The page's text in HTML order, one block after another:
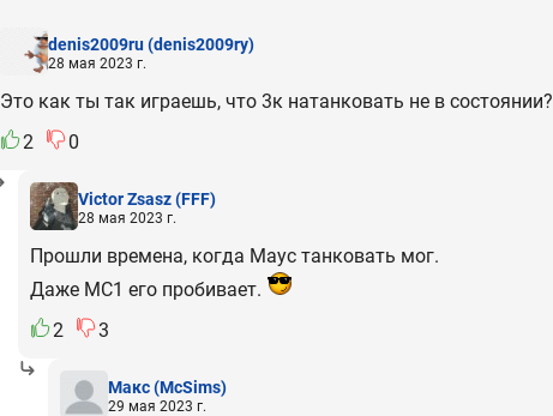
denis2009ru(denis2009ry)
28 мая 2023 г.
Это как ты так играешь, что 3к натанковать не в состоянии?
2
0
Victor Zsasz(FFF)
28 мая 2023 г.
Прошли времена, когда Маус танковать мог.
Даже МС1 его пробивает.
2
3
Макс(McSims)
29 мая 2023 г.